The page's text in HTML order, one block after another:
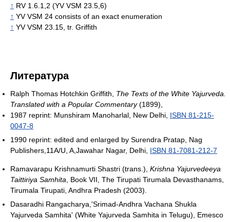
↑ RV 1.6.1,2 (YV VSM 23.5,6)
↑ YV VSM 24 consists of an exact enumeration
↑ YV VSM 23.15, tr. Griffith
Steed, from thy body, of thyself, sacrifice and accept thyself.
Thy greatness can be gained by none but thee.
Литература
Ralph Thomas Hotchkin Griffith, The Texts of the White Yajurveda.
Translated with a Popular Commentary(1899),
1987 reprint: Munshiram Manoharlal, New Delhi, ISBN 81-215-
0047-8
1990 reprint: edited and enlarged by Surendra Pratap, Nag
Publishers,11A/U, A,Jawahar Nagar, Delhi, ISBN 81-7081-212-7
Ramavarapu Krishnamurti Shastri (trans.), Krishna Yajurvedeeya
Taittiriya Samhita, Book VII, The Tirupati Tirumala Devasthanams,
Tirumala Tirupati, Andhra Pradesh (2003).
Dasaradhi Rangacharya,'Srimad-Andhra Vachana Shukla
Yajurveda Samhita' (White Yajurveda Samhita in Telugu), Emesco